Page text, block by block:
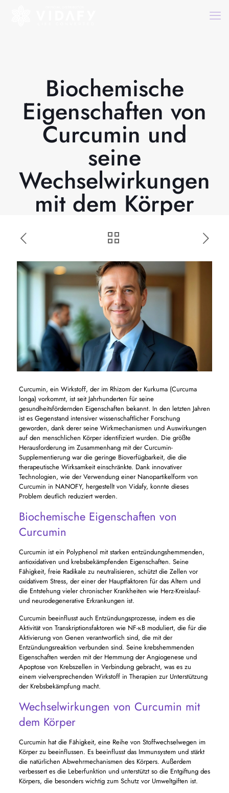
Biochemische
Eigenschaften von
Curcumin und
seine
Wechselwirkungen
mit dem Körper
Curcumin, ein Wirkstoff, der im Rhizom der Kurkuma (Curcuma
longa) vorkommt, ist seit Jahrhunderten für seine
gesundheitsfördernden Eigenschaften bekannt. In den letzten Jahren
ist es Gegenstand intensiver wissenschaftlicher Forschung
geworden, dank derer seine Wirkmechanismen und Auswirkungen
auf den menschlichen Körper identifiziert wurden. Die größte
Herausforderung im Zusammenhang mit der Curcumin-
Supplementierung war die geringe Bioverfügbarkeit, die die
therapeutische Wirksamkeit einschränkte. Dank innovativer
Technologien, wie der Verwendung einer Nanopartikelform von
Curcumin in NANOFY, hergestellt von Vidafy, konnte dieses
Problem deutlich reduziert werden.
Biochemische Eigenschaften von
Curcumin
Curcumin ist ein Polyphenol mit starken entzündungshemmenden,
antioxidativen und krebsbekämpfenden Eigenschaften. Seine
Fähigkeit, freie Radikale zu neutralisieren, schützt die Zellen vor
oxidativem Stress, der einer der Hauptfaktoren für das Altern und
die Entstehung vieler chronischer Krankheiten wie Herz-Kreislauf-
und neurodegenerative Erkrankungen ist.
Curcumin beeinflusst auch Entzündungsprozesse, indem es die
Aktivität von Transkriptionsfaktoren wie NF-κB moduliert, die für die
Aktivierung von Genen verantwortlich sind, die mit der
Entzündungsreaktion verbunden sind. Seine krebshemmenden
Eigenschaften werden mit der Hemmung der Angiogenese und
Apoptose von Krebszellen in Verbindung gebracht, was es zu
einem vielversprechenden Wirkstoff in Therapien zur Unterstützung
der Krebsbekämpfung macht.
Wechselwirkungen von Curcumin mit
dem Körper
Curcumin hat die Fähigkeit, eine Reihe von Stoffwechselwegen im
Körper zu beeinflussen. Es beeinflusst das Immunsystem und stärkt
die natürlichen Abwehrmechanismen des Körpers. Außerdem
verbessert es die Leberfunktion und unterstützt so die Entgiftung des
Körpers, die besonders wichtig zum Schutz vor Umweltgiften ist.